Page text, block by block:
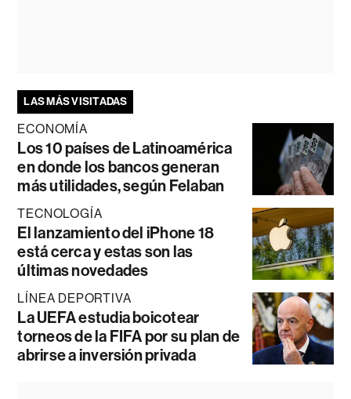
LAS MÁS VISITADAS
ECONOMÍA
Los 10 países de Latinoamérica
en donde los bancos generan
más utilidades, según Felaban
TECNOLOGÍA
El lanzamiento del iPhone 18
está cerca y estas son las
últimas novedades
LÍNEA DEPORTIVA
La UEFA estudia boicotear
torneos de la FIFA por su plan de
abrirse a inversión privada